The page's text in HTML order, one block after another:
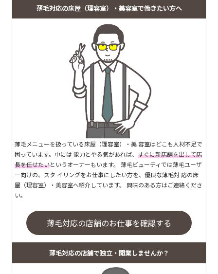
薄毛対応の床屋（理容室）・美容室で働きたい方へ
薄毛メニューを扱っている床屋（理容室）・美 容室はどこも人材不足で
困っています。中には 能力とやる気があれば、 すぐに新店舗を出して店
長を任せたいというオーナーもいます。 薄毛ビューティでは薄毛ユーザ
ー向けの、スタ イリングをお仕事にしたい方を、優良な薄毛対 応の床
屋（理容室）・美容室へ紹介しています。 興味のある方はご連絡くださ
い。
薄毛対応の店舗のお仕事を確認する
薄毛対応の店舗で独立・開業しませんか？